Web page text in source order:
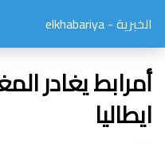
الخبرية - elkhabariya
أمرابط يغادر
ايطاليا